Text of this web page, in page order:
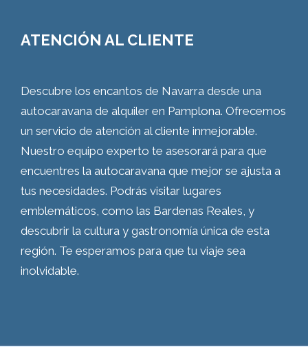
ATENCIÓN AL CLIENTE
Descubre los encantos de Navarra desde una
autocaravana de alquiler en Pamplona. Ofrecemos
un servicio de atención al cliente inmejorable.
Nuestro equipo experto te asesorará para que
encuentres la autocaravana que mejor se ajusta a
tus necesidades. Podrás visitar lugares
emblemáticos, como las Bardenas Reales, y
descubrir la cultura y gastronomía única de esta
región. Te esperamos para que tu viaje sea
inolvidable.